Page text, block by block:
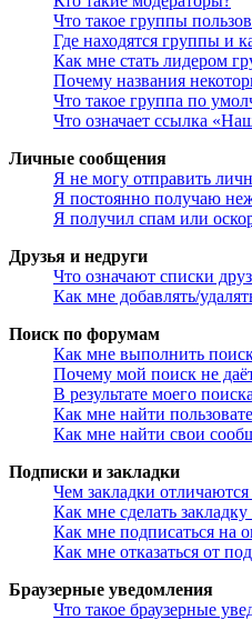
Что такое группы
Где находятся группы и
Как мне стать лидером
Почему названия
Что такое группа по
Что означает ссылка
Личные сообщения
Я не могу отправить
Я постоянно получаю
Я получил спам или
Друзья и недруги
Что означают списки
Как мне добавлять/
Поиск по форумам
Как мне выполнить
Почему мой поиск не даёт
В результате моего
Как мне найти
Как мне найти свои
Подписки и закладки
Чем закладки
Как мне сделать
Как мне подписаться на
Как мне отказаться от
Браузерные уведомления
Что такое браузерные